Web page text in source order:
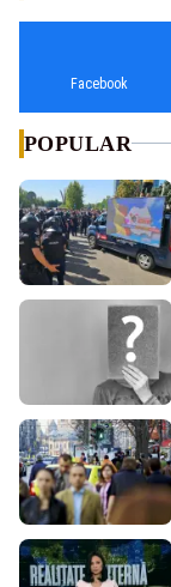
Facebook
POPULAR